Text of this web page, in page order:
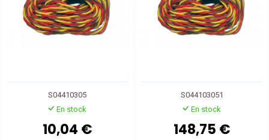
S04410305
En stock
10,04 €
S044103051
En stock
148,75 €